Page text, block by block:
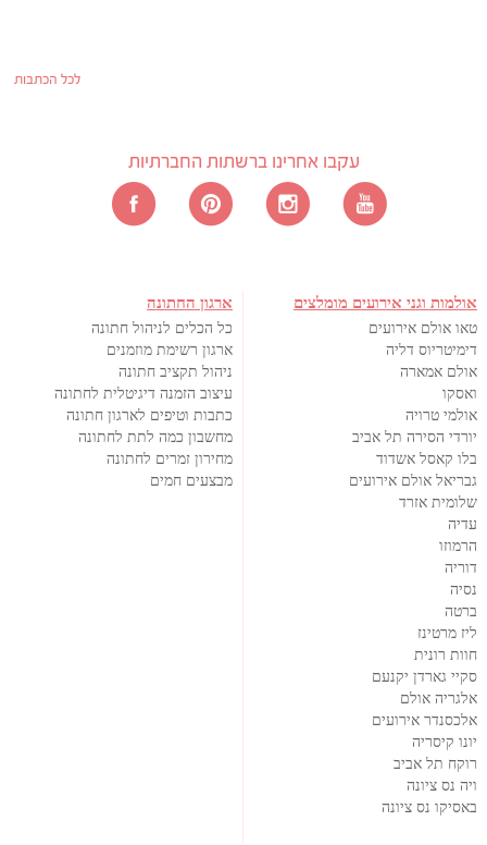
לכל הכתבות
עקבו אחרינו ברשתות החברתיות
אולמות וגני אירועים מומלצים
טאו אולם אירועים
דימיטריוס דליה
אולם אמארה
ואסקו
אולמי טרויה
יורדי הסירה תל אביב
בלו קאסל אשדוד
גבריאל אולם אירועים
שלומית אזרד
עדיה
הרמוזו
דוריה
נסיה
ברטה
ליז מרטינז
חוות רונית
סקיי גארדן יקנעם
אלגריה אולם
אלכסנדר אירועים
יונו קיסריה
רוקח תל אביב
ויה נס ציונה
באסיקו נס ציונה
ארגון החתונה
כל הכלים לניהול חתונה
ארגון רשימת מוזמנים
ניהול תקציב חתונה
עיצוב הזמנה דיגיטלית לחתונה
כתבות וטיפים לארגון חתונה
מחשבון כמה לתת לחתונה
מחירון זמרים לחתונה
מבצעים חמים